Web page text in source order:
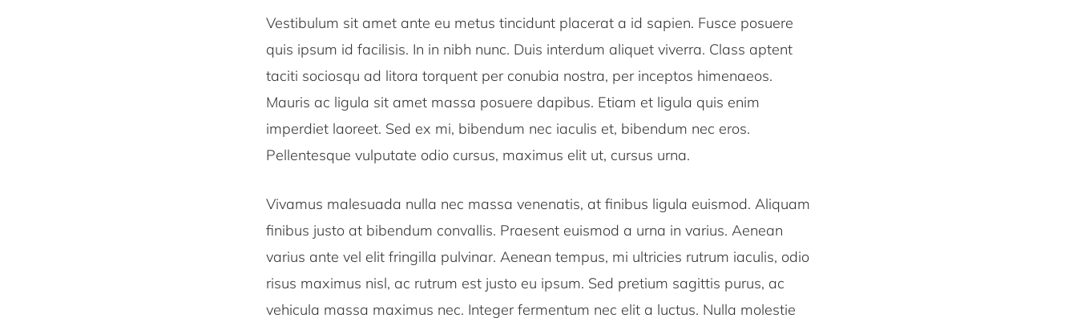
Vestibulum sit amet ante eu metus tincidunt placerat a id sapien. Fusce posuere
quis ipsum id facilisis. In in nibh nunc. Duis interdum aliquet viverra. Class aptent
taciti sociosqu ad litora torquent per conubia nostra, per inceptos himenaeos.
Mauris ac ligula sit amet massa posuere dapibus. Etiam et ligula quis enim
imperdiet laoreet. Sed ex mi, bibendum nec iaculis et, bibendum nec eros.
Pellentesque vulputate odio cursus, maximus elit ut, cursus urna.
Vivamus malesuada nulla nec massa venenatis, at finibus ligula euismod. Aliquam
finibus justo at bibendum convallis. Praesent euismod a urna in varius. Aenean
varius ante vel elit fringilla pulvinar. Aenean tempus, mi ultricies rutrum iaculis, odio
risus maximus nisl, ac rutrum est justo eu ipsum. Sed pretium sagittis purus, ac
vehicula massa maximus nec. Integer fermentum nec elit a luctus. Nulla molestie